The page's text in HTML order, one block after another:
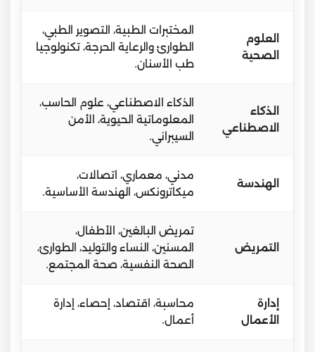
العلوم
الصحية
المختبرات الطبية، التصوير الطبي،
الطوارئ والرعاية الحرجة، تكنولوجيا
طب الأسنان.
الذكاء
الاصطناعي
الذكاء الاصطناعي، علوم الحاسب،
المعلوماتية الحيوية، الأمن
السيبراني.
الهندسة
مدني، معماري، اتصالات،
ميكاترونكس، الهندسة الأساسية.
التمريض
تمريض البالغين، الأطفال،
المسنين، النساء والتوليد، الطوارئ،
الصحة النفسية، صحة المجتمع.
إدارة
الأعمال
محاسبة، اقتصاد، إحصاء، إدارة
أعمال.